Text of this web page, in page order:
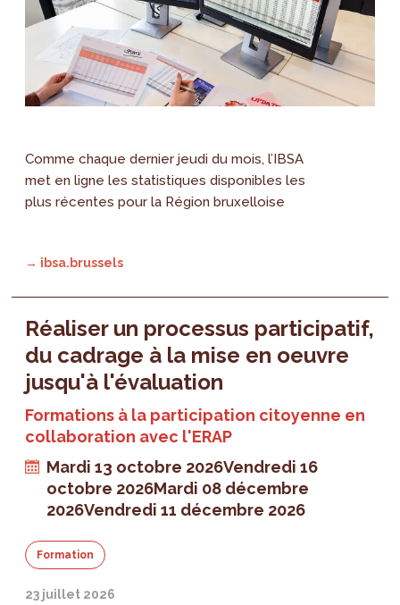
Comme chaque dernier jeudi du mois, l’IBSA
met en ligne les statistiques disponibles les
plus récentes pour la Région bruxelloise
→ ibsa.brussels
Réaliser un processus participatif,
du cadrage à la mise en oeuvre
jusqu'à l'évaluation
Formations à la participation citoyenne en
collaboration avec l'ERAP
Mardi 13 octobre 2026Vendredi 16
octobre 2026Mardi 08 décembre
2026Vendredi 11 décembre 2026
Formation
23 juillet 2026